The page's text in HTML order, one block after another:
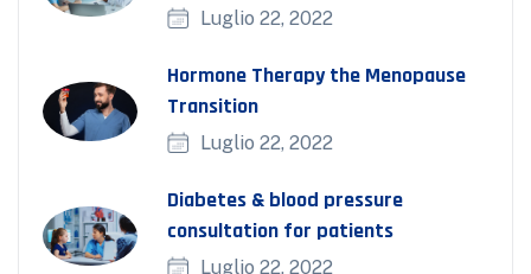
Luglio 22, 2022
Hormone Therapy the Menopause
Transition
Luglio 22, 2022
Diabetes & blood pressure
consultation for patients
Luglio 22, 2022